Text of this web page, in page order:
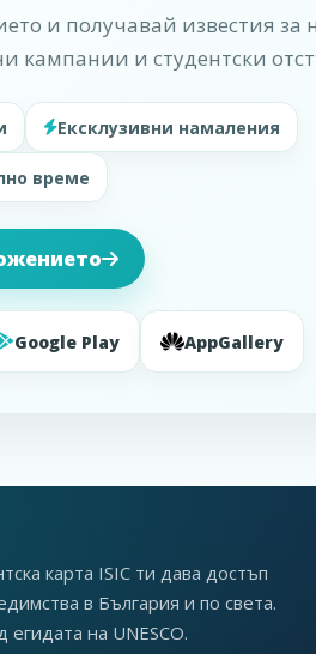
и получавай известия за
кампании и студентски
Ексклузивни намаления
време
Google Play AppGallery
карта ISIC ти дава достъп
в България и по света.
егидата на UNESCO.